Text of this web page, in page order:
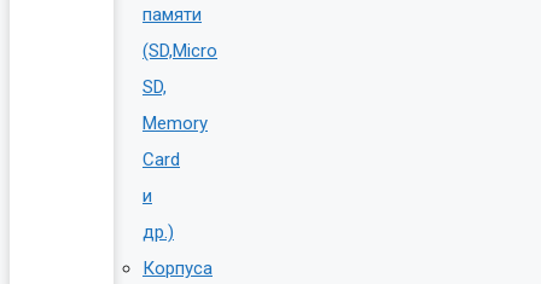
памяти
(SD,Micro
SD,
Memory
Card
и
др.)
Корпуса